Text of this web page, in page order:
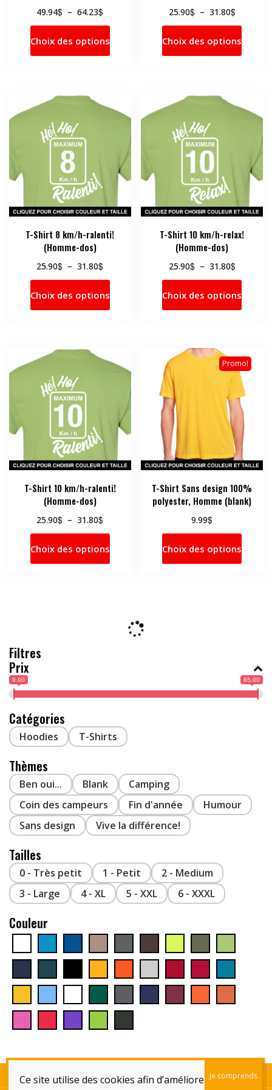
49.94$ – 64.23$
de
49.94$
à
Choix des options
Ce
produit
a
options
choisies
sur
page
du
produit
25.90$ – 31.80$Plage
de
25.90$
à
Choix des options
Ce
a
être
sur
page
du
T-Shirt 8 km/h-ralenti!
(Homme-dos)
25.90$ – 31.80$
25.90$
à
Choix des options
Ce
produit
a
options
choisies
sur
page
du
produit
T-Shirt 10 km/h-relax!
(Homme-dos)
25.90$ – 31.80$Plage
25.90$
à
Choix des options
Ce
a
Les
être
sur
la
page
du
T-Shirt 10 km/h-ralenti!
(Homme-dos)
25.90$ – 31.80$
de
25.90$
à
Choix des options
Ce
produit
a
options
peuvent
la
du
produit
Promo!
T-Shirt Sans design 100%
polyester, Homme (blank)
9.99$
Choix des options
Ce
a
sur
la
Filtres
Prix
9.00 65.00
Catégories
Hoodies T-Shirts
Thèmes
Ben oui... Blank
Camping
Coin des campeurs
Fin d'année
Humour
Sans design
Vive la différence!
Tailles
0 - Très petit 1 - Petit
2 - Medium
3 - Large
4 - XL 5 - XXL 6 - XXXL
Couleur
Qui sommes-nous! Remboursements et Retours Livraison
Contactez-Nous!
Ce site utilise des cookies afin d’améliorer